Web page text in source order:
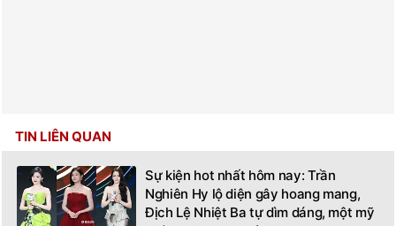
TIN LIÊN QUAN
Sự kiện hot nhất hôm nay: Trần
Nghiên Hy lộ diện gây hoang mang,
Địch Lệ Nhiệt Ba tự dìm dáng, một mỹ